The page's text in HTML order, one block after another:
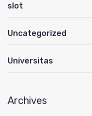
slot
Uncategorized
Universitas
Archives